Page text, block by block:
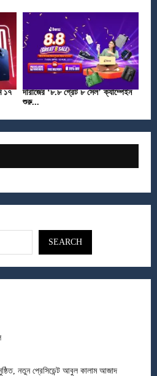
১৭
দারাজের ‘৮.৮ গ্রেট ৮ সেল’ ক্যাম্পেইন
শুরু...
SEARCH
নতুন প্রেসিডেন্ট আবুল কালাম আজাদ